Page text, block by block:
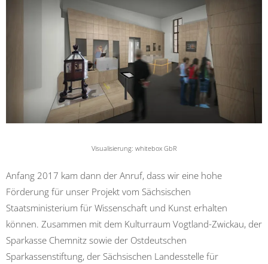
Visualisierung: whitebox GbR
Anfang 2017 kam dann der Anruf, dass wir eine hohe
Förderung für unser Projekt vom Sächsischen
Staatsministerium für Wissenschaft und Kunst erhalten
können. Zusammen mit dem Kulturraum Vogtland-Zwickau, der
Sparkasse Chemnitz sowie der Ostdeutschen
Sparkassenstiftung, der Sächsischen Landesstelle für